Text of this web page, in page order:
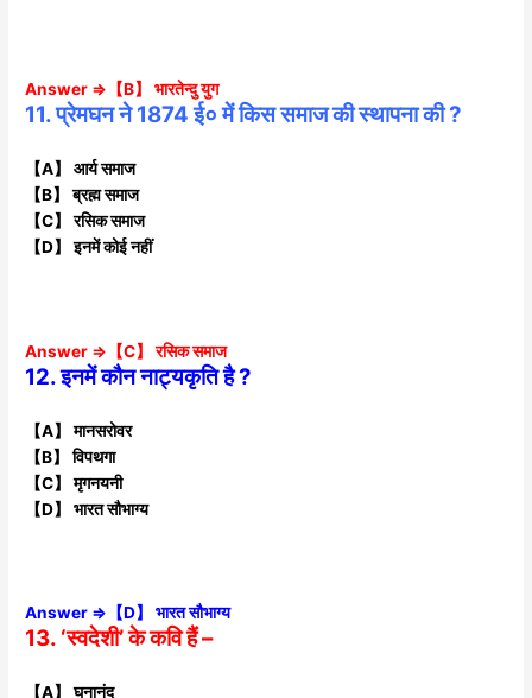
Answer ⇒【B】 भारतेन्दु युग
11. प्रेमघन ने 1874 ई० में किस समाज की स्थापना की ?
【A】 आर्य समाज
【B】 ब्रह्म समाज
【C】 रसिक समाज
【D】 इनमें कोई नहीं
Answer ⇒【C】 रसिक समाज
12. इनमें कौन नाट्यकृति है ?
【A】 मानसरोवर
【B】 विपथगा
【C】 मृगनयनी
【D】 भारत सौभाग्य
Answer ⇒【D】 भारत सौभाग्य
13. ‘स्वदेशी’ के कवि हैं –
【A】 घनानंद